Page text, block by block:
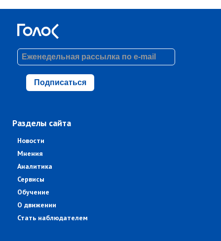
Подписаться
Разделы сайта
Новости
Мнения
Аналитика
Сервисы
Обучение
О движении
Стать наблюдателем